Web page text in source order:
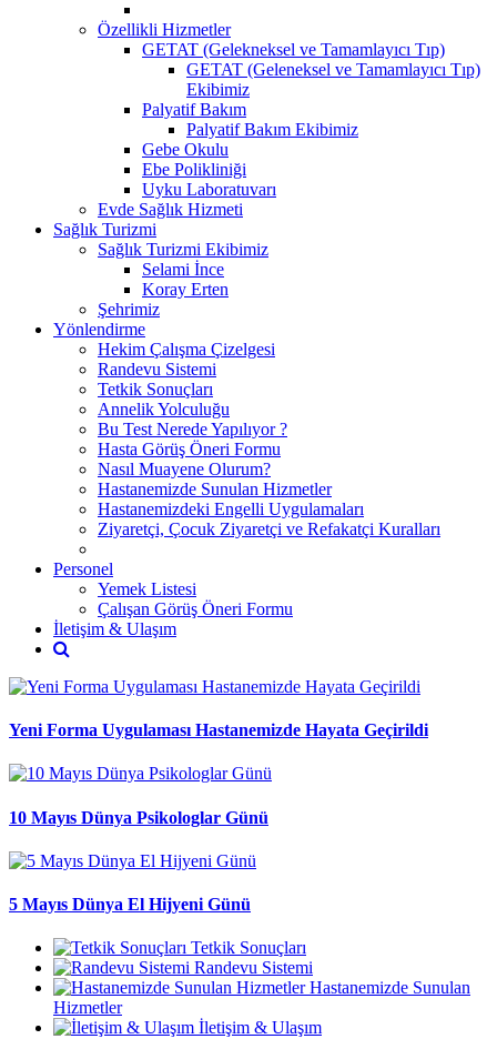
Özellikli Hizmetler
GETAT (Gelekneksel ve Tamamlayıcı Tıp)
GETAT (Geleneksel ve Tamamlayıcı Tıp)
Ekibimiz
Palyatif Bakım
Palyatif Bakım Ekibimiz
Gebe Okulu
Ebe Polikliniği
Uyku Laboratuvarı
Evde Sağlık Hizmeti
Sağlık Turizmi
Sağlık Turizmi Ekibimiz
Selami İnce
Koray Erten
Şehrimiz
Yönlendirme
Hekim Çalışma Çizelgesi
Randevu Sistemi
Tetkik Sonuçları
Annelik Yolculuğu
Bu Test Nerede Yapılıyor ?
Hasta Görüş Öneri Formu
Nasıl Muayene Olurum?
Hastanemizde Sunulan Hizmetler
Hastanemizdeki Engelli Uygulamaları
Ziyaretçi, Çocuk Ziyaretçi ve Refakatçi Kuralları
Personel
Yemek Listesi
Çalışan Görüş Öneri Formu
İletişim & Ulaşım
Yeni Forma Uygulaması Hastanemizde Hayata Geçirildi
10 Mayıs Dünya Psikologlar Günü
5 Mayıs Dünya El Hijyeni Günü
Tetkik Sonuçları
Randevu Sistemi
Hastanemizde Sunulan
Hizmetler
İletişim & Ulaşım